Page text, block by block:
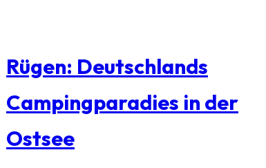
Rügen: Deutschlands
Campingparadies in der
Ostsee